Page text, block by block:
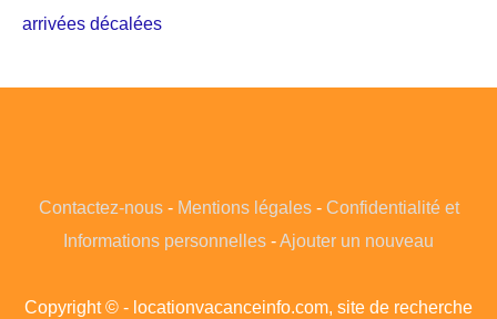
arrivées décalées
Contactez-nous- Mentions légales- Confidentialité et
Informations personnelles -Ajouter un nouveau
Copyright © - locationvacanceinfo.com, site de recherche